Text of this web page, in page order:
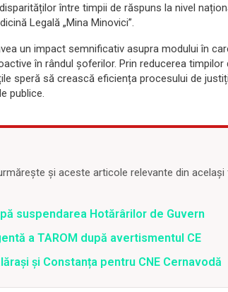
între timpii de răspuns la nivel
Legală „Mina Minovici”.
un impact semnificativ asupra modului în
în rândul șoferilor. Prin reducerea timpilor
speră să crească eficiența procesului de
publice.
și aceste articole relevante din același
suspendarea Hotărârilor de Guvern
a TAROM după avertismentul CE
și Constanța pentru CNE Cernavodă